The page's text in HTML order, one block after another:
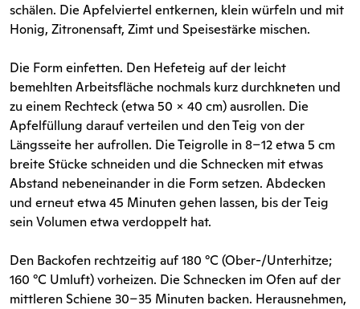
schälen. Die Apfelviertel entkernen, klein würfeln und mit
Honig, Zitronensaft, Zimt und Speisestärke mischen.
Die Form einfetten. Den Hefeteig auf der leicht
bemehlten Arbeitsfläche nochmals kurz durchkneten und
zu einem Rechteck (etwa 50 x 40 cm) ausrollen. Die
Apfelfüllung darauf verteilen und den Teig von der
Längsseite her aufrollen. Die Teigrolle in 8–12 etwa 5 cm
breite Stücke schneiden und die Schnecken mit etwas
Abstand nebeneinander in die Form setzen. Abdecken
und erneut etwa 45 Minuten gehen lassen, bis der Teig
sein Volumen etwa verdoppelt hat.
Den Backofen rechtzeitig auf 180 °C (Ober-/Unterhitze;
160 °C Umluft) vorheizen. Die Schnecken im Ofen auf der
mittleren Schiene 30–35 Minuten backen. Herausnehmen,